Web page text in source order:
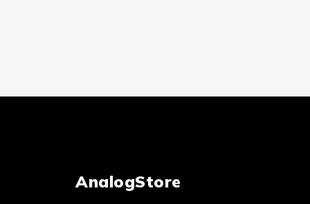
AnalogStore